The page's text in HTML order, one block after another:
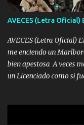
AVECES (Letra Oficial)
AVECES (Letra Oficial)
me enciendo un
bien apestosa A veces
un Licenciado como si